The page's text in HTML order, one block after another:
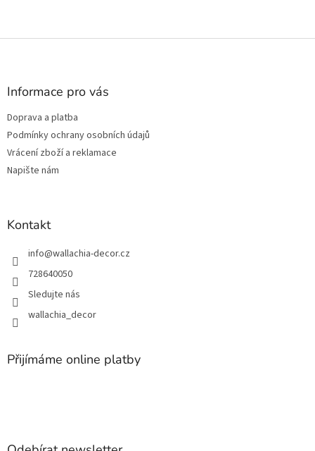
Z
Informace pro vás
Doprava a platba
Podmínky ochrany osobních údajů
Vrácení zboží a reklamace
Napište nám
Kontakt
info@wallachia-decor.cz
728640050
Sledujte nás
wallachia_decor
Přijímáme online platby